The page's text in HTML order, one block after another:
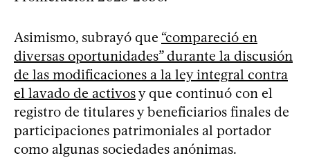
Asimismo, subrayó que “compareció en
diversas oportunidades” durante la discusión
de las modificaciones a la ley integral contra
el lavado de activosy que continuó con el
registro de titulares y beneficiarios finales de
participaciones patrimoniales al portador
como algunas sociedades anónimas.